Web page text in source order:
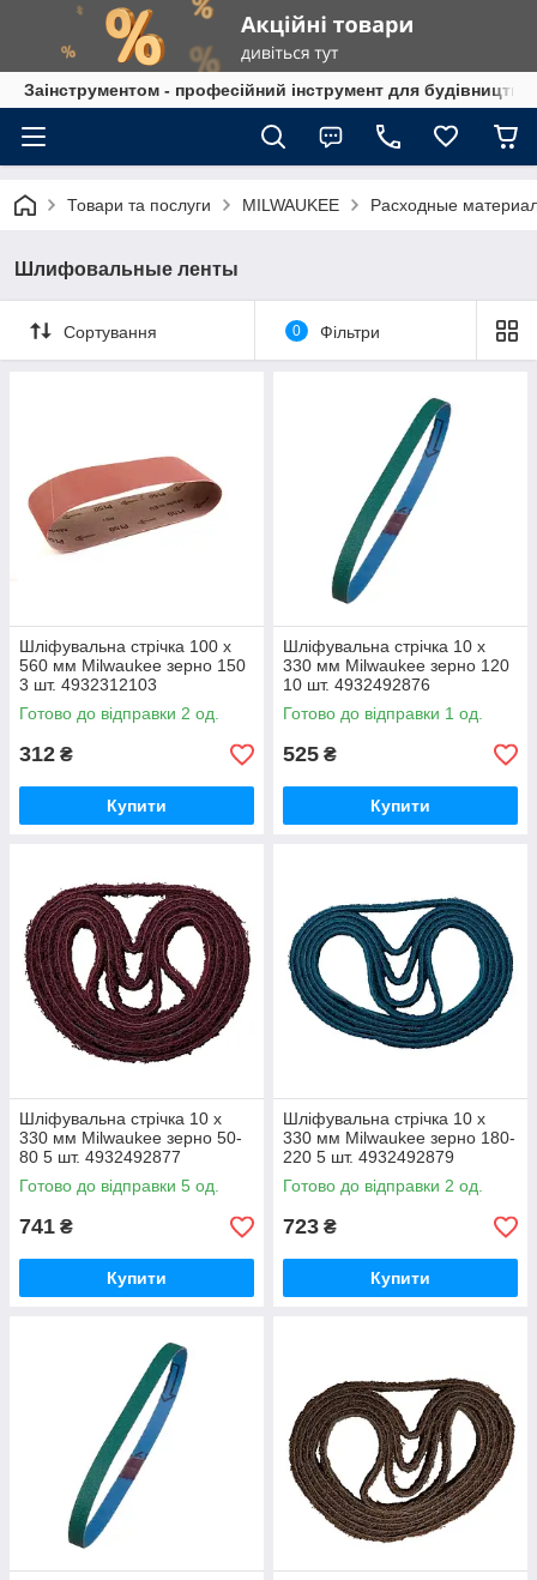
Заінструментом - професійний інструмент для
Товари та послуги MILWAUKEE Расходные
Шлифовальные ленты
Сортування 0 Фільтри
Шліфувальна стрічка 100 x
560 мм Milwaukee зерно 150
3 шт. 4932312103
Готово до відправки 2 од.
312 ₴
Купити
Шліфувальна стрічка 10 x
330 мм Milwaukee зерно 120
10 шт. 4932492876
Готово до відправки 1 од.
525 ₴
Купити
Шліфувальна стрічка 10 x
330 мм Milwaukee зерно 50-
80 5 шт. 4932492877
Готово до відправки 5 од.
741 ₴
Купити
Шліфувальна стрічка 10 x
330 мм Milwaukee зерно 180-
220 5 шт. 4932492879
Готово до відправки 2 од.
723 ₴
Купити